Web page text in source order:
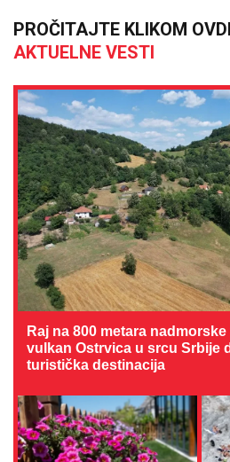
PROČITAJTE KLIKOM
AKTUELNE VESTI
Raj na 800 metara
vulkan Ostrvica u srcu Srbije
turistička destinacija